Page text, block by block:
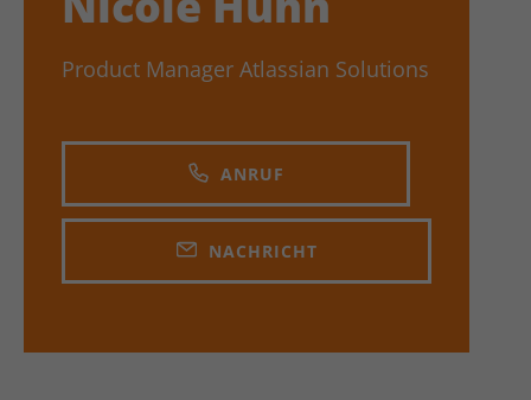
Product Manager Atlassian Solutions
ANRUF
NACHRICHT